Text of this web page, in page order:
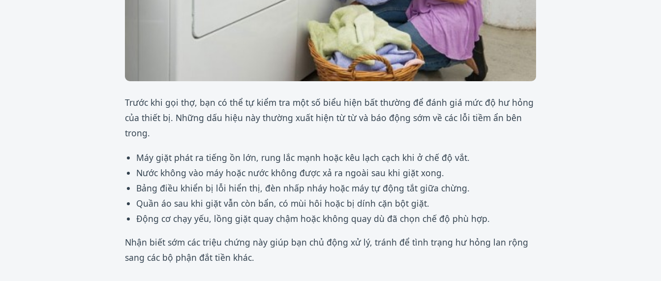
Trước khi gọi thợ, bạn có thể tự kiểm tra một số biểu hiện bất thường để đánh giá mức độ hư hỏng
của thiết bị. Những dấu hiệu này thường xuất hiện từ từ và báo động sớm về các lỗi tiềm ẩn bên
trong.
Máy giặt phát ra tiếng ồn lớn, rung lắc mạnh hoặc kêu lạch cạch khi ở chế độ vắt.
Nước không vào máy hoặc nước không được xả ra ngoài sau khi giặt xong.
Bảng điều khiển bị lỗi hiển thị, đèn nhấp nháy hoặc máy tự động tắt giữa chừng.
Quần áo sau khi giặt vẫn còn bẩn, có mùi hôi hoặc bị dính cặn bột giặt.
Động cơ chạy yếu, lồng giặt quay chậm hoặc không quay dù đã chọn chế độ phù hợp.
Nhận biết sớm các triệu chứng này giúp bạn chủ động xử lý, tránh để tình trạng hư hỏng lan rộng
sang các bộ phận đắt tiền khác.